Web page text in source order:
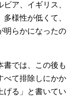
ア、イギリス、
様性が低くて、
明らかになったの
書では、この後も
べて排除しにかか
げる」と書いてい